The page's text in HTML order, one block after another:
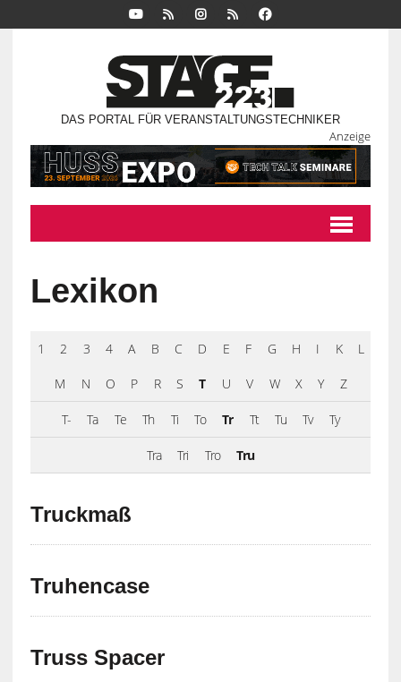
DAS PORTAL FÜR VERANSTALTUNGSTECHNIKER
Anzeige
Lexikon
1 2 3 4 A B C D E F G H I K L
M N O P R S T U V W X Y Z
T- Ta Te Th Ti To Tr Tt Tu Tv Ty
Tra Tri Tro Tru
Truckmaß
Truhencase
Truss Spacer